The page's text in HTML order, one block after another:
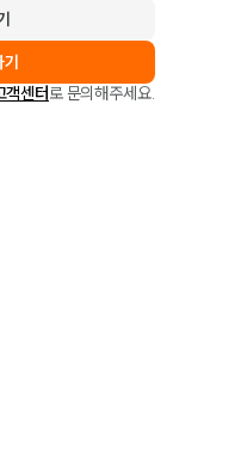
기
객센터로 문의해주세요.